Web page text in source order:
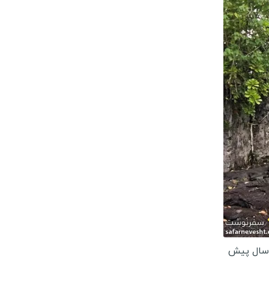
مارینو
نگرو
روسیه
سال پيش